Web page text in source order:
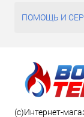
ПОМОЩЬ И
(c)Интернет-